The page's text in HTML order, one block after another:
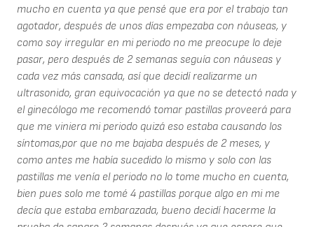
mucho en cuenta ya que pensé que era por el trabajo tan
agotador, después de unos días empezaba con náuseas, y
como soy irregular en mi periodo no me preocupe lo deje
pasar, pero después de 2 semanas seguía con náuseas y
cada vez más cansada, así que decidí realizarme un
ultrasonido, gran equivocación ya que no se detectó nada y
el ginecólogo me recomendó tomar pastillas proveerá para
que me viniera mi periodo quizá eso estaba causando los
síntomas,por que no me bajaba después de 2 meses, y
como antes me había sucedido lo mismo y solo con las
pastillas me venía el periodo no lo tome mucho en cuenta,
bien pues solo me tomé 4 pastillas porque algo en mi me
decía que estaba embarazada, bueno decidí hacerme la